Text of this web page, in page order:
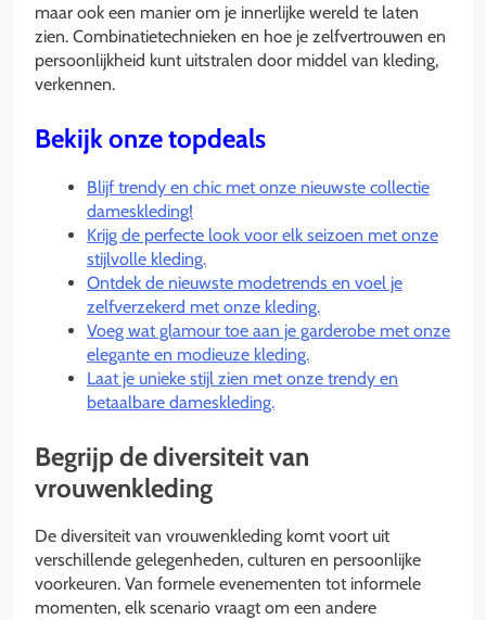
maar ook een manier om je innerlijke wereld te laten
zien. Combinatietechnieken en hoe je zelfvertrouwen en
persoonlijkheid kunt uitstralen door middel van kleding,
verkennen.
Bekijk onze topdeals
Blijf trendy en chic met onze nieuwste collectie
dameskleding!
Krijg de perfecte look voor elk seizoen met onze
stijlvolle kleding.
Ontdek de nieuwste modetrends en voel je
zelfverzekerd met onze kleding.
Voeg wat glamour toe aan je garderobe met onze
elegante en modieuze kleding.
Laat je unieke stijl zien met onze trendy en
betaalbare dameskleding.
Begrijp de diversiteit van
vrouwenkleding
De diversiteit van vrouwenkleding komt voort uit
verschillende gelegenheden, culturen en persoonlijke
voorkeuren. Van formele evenementen tot informele
momenten, elk scenario vraagt om een andere